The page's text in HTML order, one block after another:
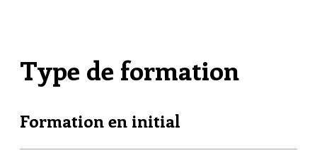
Type de formation
Formation en initial